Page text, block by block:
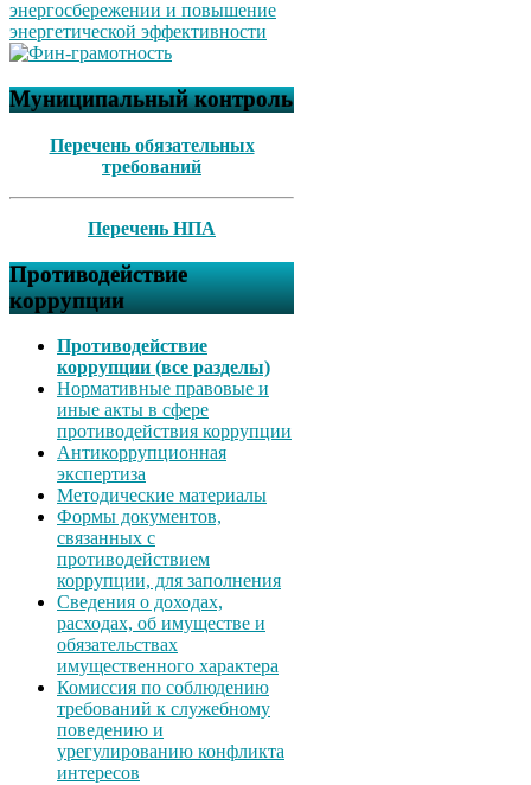
Муниципальный контроль
Перечень обязательных
требований
Перечень НПА
Противодействие
коррупции
Противодействие
коррупции (все разделы)
Нормативные правовые и
иные акты в сфере
противодействия коррупции
Антикоррупционная
экспертиза
Методические материалы
Формы документов,
связанных с
противодействием
коррупции, для заполнения
Сведения о доходах,
расходах, об имуществе и
обязательствах
имущественного характера
Комиссия по соблюдению
требований к служебному
поведению и
урегулированию конфликта
интересов